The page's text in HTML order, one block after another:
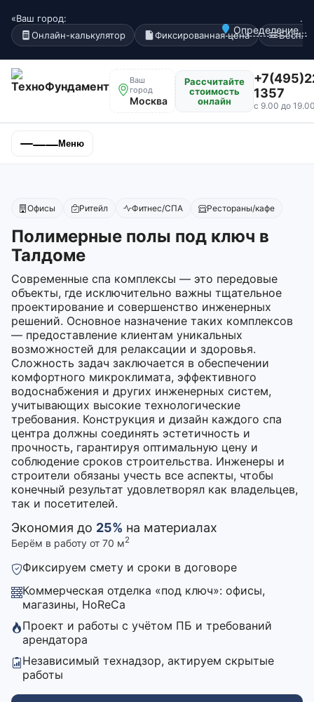
«Ваш город:
Определение...
.
Онлайн-калькулятор
Фиксированная цена
Ваш
город
Москва
Рассчитайте
стоимость
онлайн
1357
с 9.00 до
Меню
Офисы Ритейл Фитнес/СПА Рестораны/кафе
Полимерные полы под ключ в
Талдоме
Современные спа комплексы — это передовые
объекты, где исключительно важны тщательное
проектирование и совершенство инженерных
решений. Основное назначение таких комплексов
— предоставление клиентам уникальных
возможностей для релаксации и здоровья.
Сложность задач заключается в обеспечении
комфортного микроклимата, эффективного
водоснабжения и других инженерных систем,
учитывающих высокие технологические
требования. Конструкция и дизайн каждого спа
центра должны соединять эстетичность и
прочность, гарантируя оптимальную цену и
соблюдение сроков строительства. Инженеры и
строители обязаны учесть все аспекты, чтобы
конечный результат удовлетворял как владельцев,
так и посетителей.
Экономия до 25% на материалах
Берём в работу от 70 м2
Фиксируем смету и сроки в договоре
Коммерческая отделка «под ключ»: офисы,
магазины, HoReCa
Проект и работы с учётом ПБ и требований
арендатора
Независимый технадзор, актируем скрытые
работы